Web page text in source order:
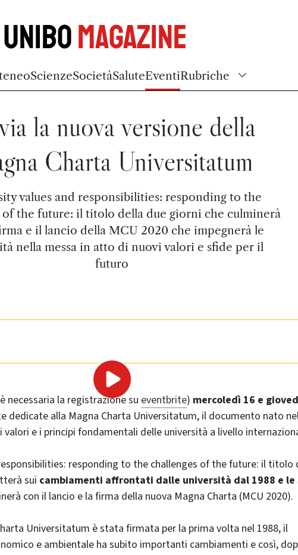
UniboMagazine
ScienzeSocietàSaluteEventiRubriche
la nuova versione della
Charta Universitatum
values and responsibilities: responding to the
of the future: il titolo della due giorni che culminerà
e il lancio della MCU 2020 che impegnerà le
nella messa in atto di nuovi valori e sfide per il
futuro
necessaria la registrazione su eventbrite) mercoledì 16 e
dedicate alla Magna Charta Universitatum, il documento nato
valori e i principi fondamentali delle università a livello
responding to the challenges of the future: il titolo
sui cambiamenti affrontati dalle università dal 1988 e le
con il lancio e la firma della nuova Magna Charta (MCU 2020).
Universitatum è stata firmata per la prima volta nel 1988, il
e ambientale ha subito importanti cambiamenti e così,